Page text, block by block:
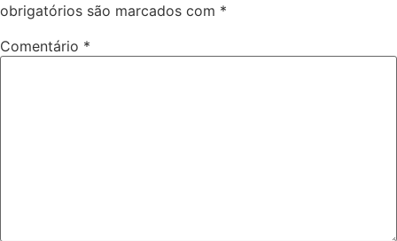
obrigatórios são marcados com *
Comentário *